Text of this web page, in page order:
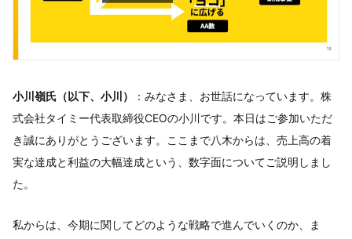
小川嶺氏（以下、小川）
：みなさま、お世話になっています。株
式会社タイミー代表取締役CEOの小川です。本日はご参加いただ
き誠にありがとうございます。ここまで八木からは、売上高の着
実な達成と利益の大幅達成という、数字面についてご説明しまし
た。
私からは、今期に関してどのような戦略で進んでいくのか、ま